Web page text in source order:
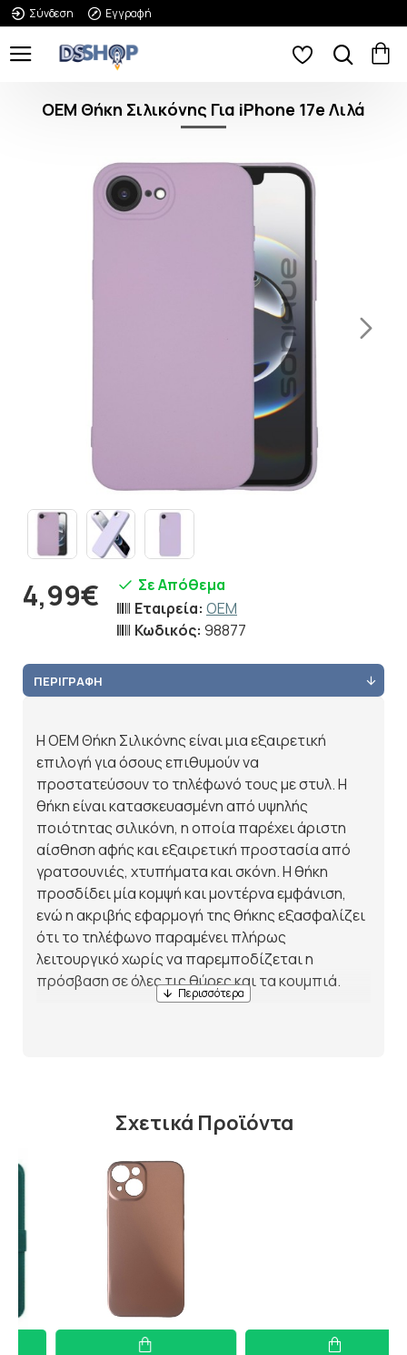
Σύνδεση Εγγραφή
OEM Θήκη Σιλικόνης Για iPhone 17e Λιλά
4,99€
Σε Απόθεμα
Εταιρεία: OEM
Κωδικός: 98877
ΠΕΡΙΓΡΑΦΉ
Η OEM Θήκη Σιλικόνης είναι μια εξαιρετική
επιλογή για όσους επιθυμούν να
προστατεύσουν το τηλέφωνό τους με στυλ. Η
θήκη είναι κατασκευασμένη από υψηλής
ποιότητας σιλικόνη, η οποία παρέχει άριστη
αίσθηση αφής και εξαιρετική προστασία από
γρατσουνιές, χτυπήματα και σκόνη. Η θήκη
προσδίδει μία κομψή και μοντέρνα εμφάνιση,
ενώ η ακριβής εφαρμογή της θήκης εξασφαλίζει
ότι το τηλέφωνο παραμένει πλήρως
λειτουργικό χωρίς να παρεμποδίζεται η
πρόσβαση σε όλες τις θύρες και τα κουμπιά.
προστατεύοντας τη συσκευή από
Σχετικά Προϊόντα